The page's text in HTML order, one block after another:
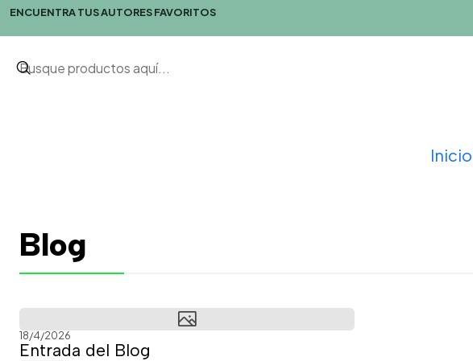
Inicio
ENCUENTRA TUS AUTORES FAVORITOS
Blog
18/4/2026
Entrada del Blog